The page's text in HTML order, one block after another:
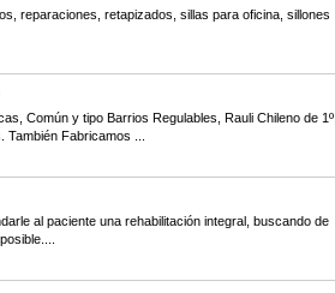
reparaciones, retapizados, sillas para oficina, sillones
Común y tipo Barrios Regulables, Rauli Chileno de 1º,
Fabricamos ...
al paciente una rehabilitación integral, buscando de